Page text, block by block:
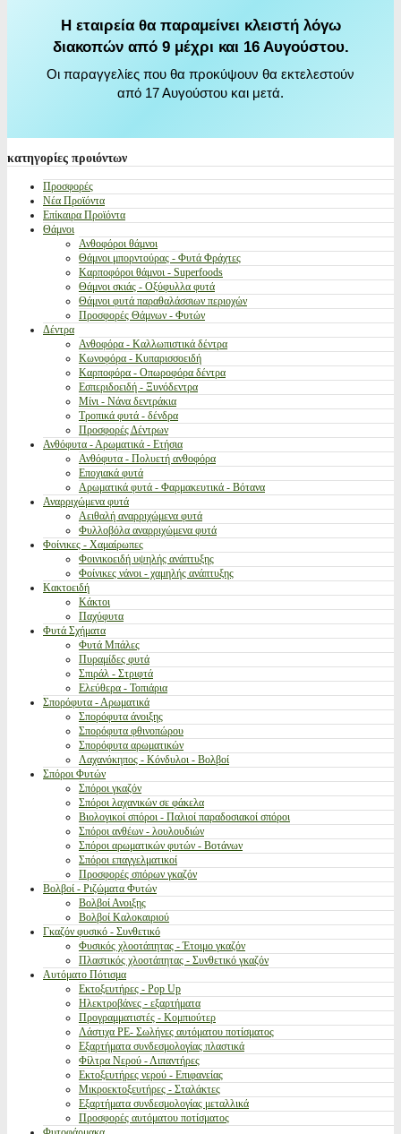
Η εταιρεία θα παραμείνει κλειστή λόγω
διακοπών από 9 μέχρι και 16 Αυγούστου.
Οι παραγγελίες που θα προκύψουν θα εκτελεστούν
από 17 Αυγούστου και μετά.
κατηγορίες προιόντων
Προσφορές
Νέα Προϊόντα
Επίκαιρα Προϊόντα
Θάμνοι
Ανθοφόροι θάμνοι
Θάμνοι μπορντούρας - Φυτά Φράχτες
Καρποφόροι θάμνοι - Superfoods
Θάμνοι σκιάς - Οξύφυλλα φυτά
Θάμνοι φυτά παραθαλάσσιων περιοχών
Προσφορές Θάμνων - Φυτών
Δέντρα
Ανθοφόρα - Καλλωπιστικά δέντρα
Κωνοφόρα - Κυπαρισσοειδή
Καρποφόρα - Οπωροφόρα δέντρα
Εσπεριδοειδή - Ξυνόδεντρα
Μίνι - Νάνα δεντράκια
Τροπικά φυτά - δένδρα
Προσφορές Δέντρων
Ανθόφυτα - Αρωματικά - Ετήσια
Ανθόφυτα - Πολυετή ανθοφόρα
Εποχιακά φυτά
Αρωματικά φυτά - Φαρμακευτικά - Βότανα
Αναρριχώμενα φυτά
Αειθαλή αναρριχώμενα φυτά
Φυλλοβόλα αναρριχώμενα φυτά
Φοίνικες - Χαμαίρωπες
Φοινικοειδή υψηλής ανάπτυξης
Φοίνικες νάνοι - χαμηλής ανάπτυξης
Κακτοειδή
Κάκτοι
Παχύφυτα
Φυτά Σχήματα
Φυτά Μπάλες
Πυραμίδες φυτά
Σπιράλ - Στριφτά
Ελεύθερα - Τοπιάρια
Σπορόφυτα - Αρωματικά
Σπορόφυτα άνοιξης
Σπορόφυτα φθινοπώρου
Σπορόφυτα αρωματικών
Λαχανόκηπος - Κόνδυλοι - Βολβοί
Σπόροι Φυτών
Σπόροι γκαζόν
Σπόροι λαχανικών σε φάκελα
Βιολογικοί σπόροι - Παλιοί παραδοσιακοί σπόροι
Σπόροι ανθέων - λουλουδιών
Σπόροι αρωματικών φυτών - Βοτάνων
Σπόροι επαγγελματικοί
Προσφορές σπόρων γκαζόν
Βολβοί - Ριζώματα Φυτών
Βολβοί Ανοιξης
Βολβοί Καλοκαιριού
Γκαζόν φυσικό - Συνθετικό
Φυσικός χλοοτάπητας - Έτοιμο γκαζόν
Πλαστικός χλοοτάπητας - Συνθετικό γκαζόν
Αυτόματο Πότισμα
Εκτοξευτήρες - Pop Up
Ηλεκτροβάνες - εξαρτήματα
Προγραμματιστές - Κομπιούτερ
Λάστιχα PE- Σωλήνες αυτόματου ποτίσματος
Εξαρτήματα συνδεσμολογίας πλαστικά
Φίλτρα Νερού - Λιπαντήρες
Εκτοξευτήρες νερού - Επιφανείας
Μικροεκτοξευτήρες - Σταλάκτες
Εξαρτήματα συνδεσμολογίας μεταλλικά
Προσφορές αυτόματου ποτίσματος